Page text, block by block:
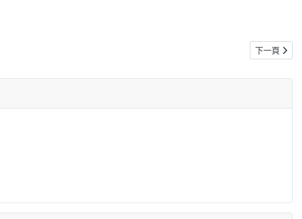
下一篇文章:
下一頁